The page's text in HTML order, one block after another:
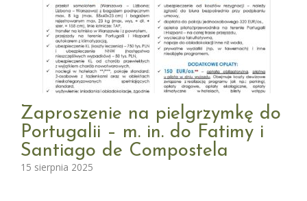
Zaproszenie na pielgrzymkę do
Portugalii – m. in. do Fatimy i
Santiago de Compostela
15 sierpnia 2025